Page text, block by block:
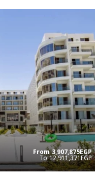
From3,907,875EGP
12,911,371EGP